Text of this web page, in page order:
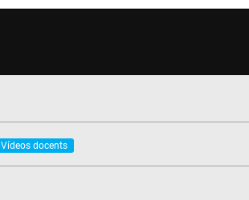
Vídeos docents